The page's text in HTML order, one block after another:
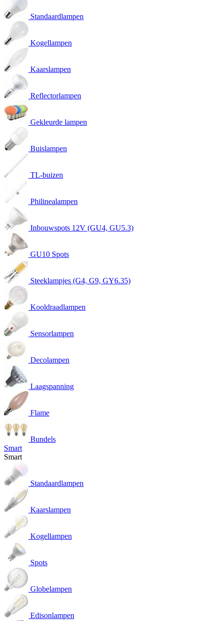
Standaardlampen
Kogellampen
Kaarslampen
Reflectorlampen
Gekleurde lampen
Buislampen
TL-buizen
Philinealampen
Inbouwspots 12V (GU4, GU5.3)
GU10 Spots
Steeklampjes (G4, G9, GY6.35)
Kooldraadlampen
Sensorlampen
Decolampen
Laagspanning
Flame
Bundels
Smart
Smart
Standaardlampen
Kaarslampen
Kogellampen
Spots
Globelampen
Edisonlampen